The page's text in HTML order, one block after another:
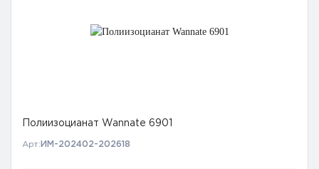
Полиизоцианат Wannate 6901
Арт: ИМ-202402-202618